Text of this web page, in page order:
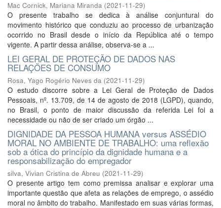
Mac Cornick, Mariana Miranda (2021-11-29)
O presente trabalho se dedica à análise conjuntural do
movimento histórico que conduziu ao processo de urbanização
ocorrido no Brasil desde o início da República até o tempo
vigente. A partir dessa análise, observa-se a ...
LEI GERAL DE PROTEÇÃO DE DADOS NAS
RELAÇÕES DE CONSUMO
Rosa, Yago Rogério Neves da (2021-11-29)
O estudo discorre sobre a Lei Geral de Proteção de Dados
Pessoais, nº. 13.709, de 14 de agosto de 2018 (LGPD), quando,
no Brasil, o ponto de maior discussão da referida Lei foi a
necessidade ou não de ser criado um órgão ...
DIGNIDADE DA PESSOA HUMANA versus ASSÉDIO
MORAL NO AMBIENTE DE TRABALHO: uma reflexão
sob a ótica do princípio da dignidade humana e a
responsabilização do empregador
silva, Vivian Cristina de Abreu (2021-11-29)
O presente artigo tem como premissa analisar e explorar uma
importante questão que afeta as relações de emprego, o assédio
moral no âmbito do trabalho. Manifestado em suas várias formas,